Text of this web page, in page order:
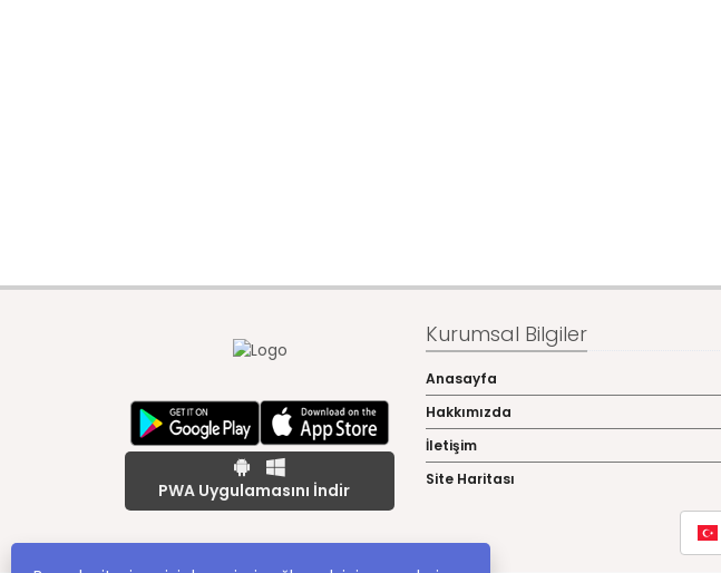
PWA Uygulamasını İndir
Kurumsal Bilgiler
Anasayfa
Hakkımızda
İletişim
Site Haritası